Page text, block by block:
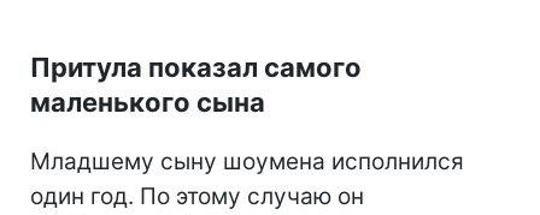
Притула показал самого
маленького сына
Младшему сыну шоумена исполнился
один год. По этому случаю он